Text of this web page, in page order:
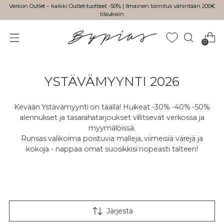
Verkon Outlet – kaikki Outlet-tuotteet -50% | Ilmainen toimitus vähintään 200€
tilauksiin
0
YSTÄVÄMYYNTI 2026
Kevään Ystävämyynti on täällä! Huikeat -30% -40% -50%
alennukset ja tasarahatarjoukset villitsevät verkossa ja
myymälöissä.
Runsas valikoima poistuvia malleja, viimeisiä värejä ja
kokoja - nappaa omat suosikkisi nopeasti talteen!
Järjestä